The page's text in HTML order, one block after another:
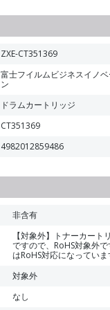
ZXE-CT351369
富士フイルムビジネスイノベ
ン
ドラムカートリッジ
CT351369
4982012859486
非含有
【対象外】トナーカート
ですので、RoHS対象外
はRoHS対応になっていま
対象外
なし